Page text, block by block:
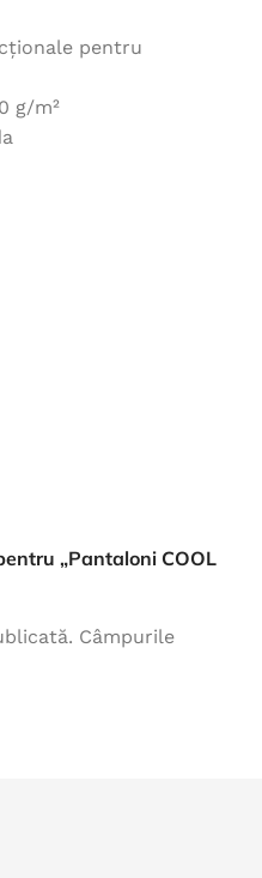
pentru
g/m²
„Pantaloni COOL
Câmpurile